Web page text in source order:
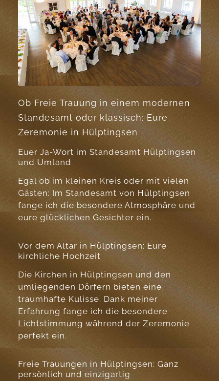
Ob Freie Trauung in einem modernen
Standesamt oder klassisch: Eure
Zeremonie in Hülptingsen
Euer Ja-Wort im Standesamt Hülptingsen
und Umland
Egal ob im kleinen Kreis oder mit vielen
Gästen: Im Standesamt von Hülptingsen
fange ich die besondere Atmosphäre und
eure glücklichen Gesichter ein.
Vor dem Altar in Hülptingsen: Eure
kirchliche Hochzeit
Die Kirchen in Hülptingsen und den
umliegenden Dörfern bieten eine
traumhafte Kulisse. Dank meiner
Erfahrung fange ich die besondere
Lichtstimmung während der Zeremonie
perfekt ein.
Freie Trauungen in Hülptingsen: Ganz
persönlich und einzigartig